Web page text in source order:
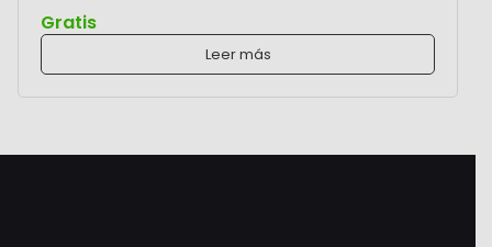
Gratis
Leer más